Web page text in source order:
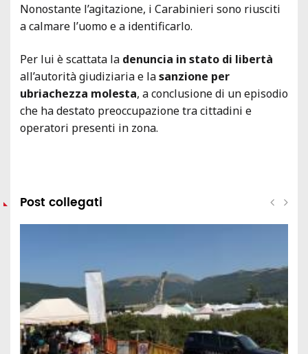
Nonostante l’agitazione, i Carabinieri sono riusciti
a calmare l’uomo e a identificarlo.
Per lui è scattata la denuncia in stato di libertà
all’autorità giudiziaria e lasanzione per
ubriachezza molesta, a conclusione di un episodio
che ha destato preoccupazione tra cittadini e
operatori presenti in zona.
Post collegati